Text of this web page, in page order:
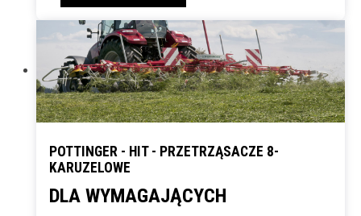
POTTINGER - HIT - PRZETRZĄSACZE 8-
KARUZELOWE
DLA WYMAGAJĄCYCH